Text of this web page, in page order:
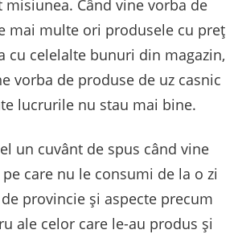
Când vine vorba de
mai multe ori produsele cu preț
cu celelalte bunuri din magazin,
vorba de produse de uz casnic
lucrurile nu stau mai bine.
un cuvânt de spus când vine
care nu le consumi de la o zi
provincie și aspecte precum
ale celor care le-au produs și